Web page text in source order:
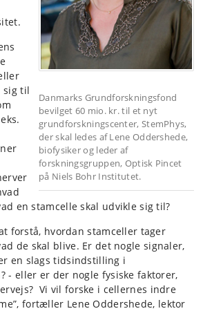
Danmarks Grundforskningsfond
bevilget 60 mio. kr. til et nyt
grundforskningscenter, StemPhys,
der skal ledes af Lene Oddershede,
biofysiker og leder af
forskningsgruppen, Optisk Pincet
på Niels Bohr Institutet.
sig til
en stamcelle skal udvikle sig til?
forstå, hvordan stamceller tager
de skal blive. Er det nogle signaler,
en slags tidsindstilling i
- eller er der nogle fysiske faktorer,
Vi vil forske i cellernes indre
fortæller Lene Oddershede, lektor